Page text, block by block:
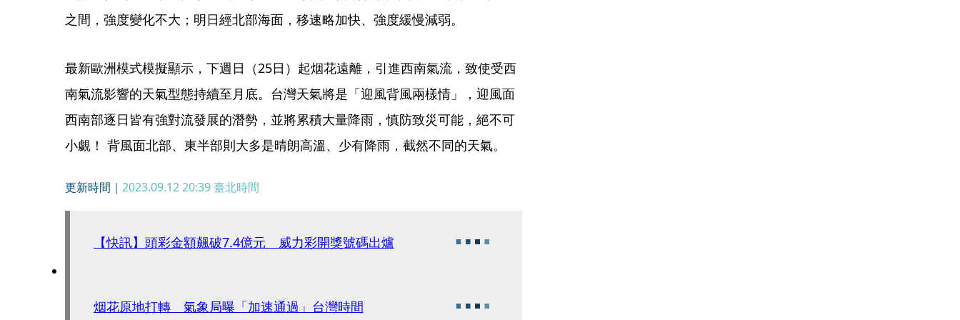
之間，強度變化不大；明日經北部海面，移速略加快、強度緩慢減弱。
最新歐洲模式模擬顯示，下週日（25日）起烟花遠離，引進西南氣流，致使受西
南氣流影響的天氣型態持續至月底。台灣天氣將是「迎風背風兩樣情」，迎風面
西南部逐日皆有強對流發展的潛勢，並將累積大量降雨，慎防致災可能，絕不可
小覷！ 背風面北部、東半部則大多是晴朗高溫、少有降雨，截然不同的天氣。
更新時間｜ 2023.09.12 20:39臺北時間
【快訊】頭彩金額飆破7.4億元 威力彩開獎號碼出爐
烟花原地打轉 氣象局曝「加速通過」台灣時間